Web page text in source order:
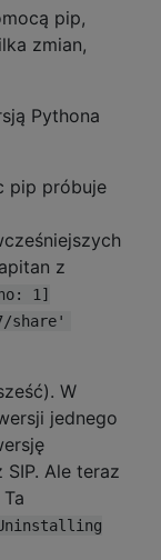
pip,
zmian,
Pythona
pip próbuje
z
1]
share'
W
jednego
SIP. Ale teraz